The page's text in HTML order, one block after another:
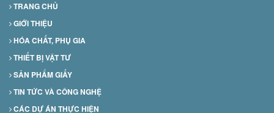
TRANG CHỦ
GIỚI THIỆU
HÓA CHẤT, PHỤ GIA
THIẾT BỊ VẬT TƯ
SẢN PHẨM GIẤY
TIN TỨC VÀ CÔNG NGHỆ
CÁC DỰ ÁN THỰC HIỆN